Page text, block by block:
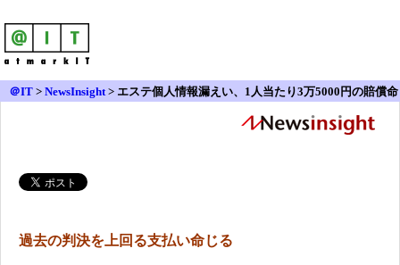
＠IT > NewsInsight> エステ個人情報漏えい、1人当たり3万5000円の賠償命
過去の判決を上回る支払い命じる